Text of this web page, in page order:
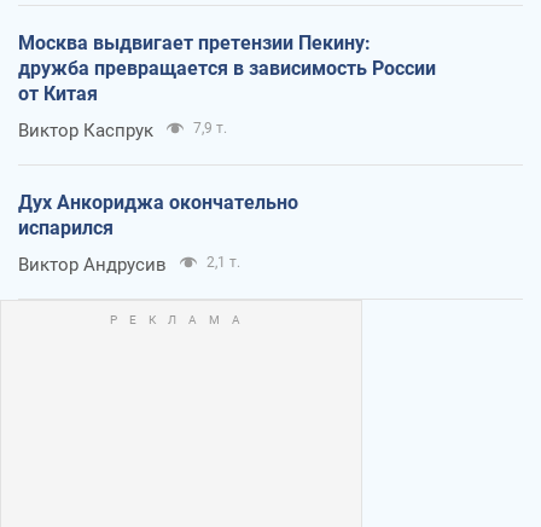
Москва выдвигает претензии Пекину:
дружба превращается в зависимость России
от Китая
Виктор Каспрук 7,9 т.
Дух Анкориджа окончательно
испарился
Виктор Андрусив 2,1 т.